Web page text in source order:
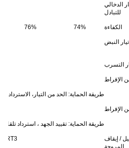
الدخالي
للتبادل
الكفاءة 74%
76%
تيار النبض
التسرب
الإفراط
طريقة الحماية: الحد من التيار، الاسترداد
الإفراط
طريقة الحماية: تقييد الجهد ، استرداد تلقائي
/ إيقاف
المروحة
RT3 حدة 55 درجة مئوية مروحة مفتوحة أكثر من 45 درجة مئوية، رياح 80 درجة مئوية الأعضاء الرباعية، مخرج قطع (5 ~ 7.5 فولت)